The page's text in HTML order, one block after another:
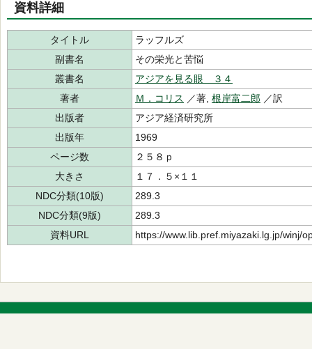
資料詳細
タイトル
ラッフルズ
副書名
その栄光と苦悩
叢書名
アジアを見る眼 ３４
著者
Ｍ．コリス ／著, 根岸富二郎 ／訳
出版者
アジア経済研究所
出版年
1969
ページ数
２５８ｐ
大きさ
１７．５×１１
NDC分類(10版)
289.3
NDC分類(9版)
289.3
資料URL
https://www.lib.pref.miyazaki.lg.jp/winj/